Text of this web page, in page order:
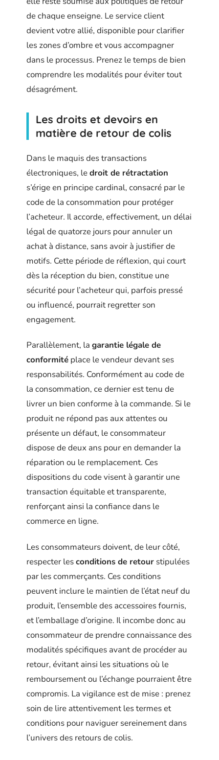
de chaque enseigne. Le service client
devient votre allié, disponible pour clarifier
les zones d’ombre et vous accompagner
dans le processus. Prenez le temps de bien
comprendre les modalités pour éviter tout
désagrément.
Les droits et devoirs en
matière de retour de colis
Dans le maquis des transactions
électroniques, ledroit de rétractation
s’érige en principe cardinal, consacré par le
code de la consommation pour protéger
l’acheteur. Il accorde, effectivement, un délai
légal de quatorze jours pour annuler un
achat à distance, sans avoir à justifier de
motifs. Cette période de réflexion, qui court
dès la réception du bien, constitue une
sécurité pour l’acheteur qui, parfois pressé
ou influencé, pourrait regretter son
engagement.
Parallèlement, la garantie légale de
conformité place le vendeur devant ses
responsabilités. Conformément au code de
la consommation, ce dernier est tenu de
livrer un bien conforme à la commande. Si le
produit ne répond pas aux attentes ou
présente un défaut, le consommateur
dispose de deux ans pour en demander la
réparation ou le remplacement. Ces
dispositions du code visent à garantir une
transaction équitable et transparente,
renforçant ainsi la confiance dans le
commerce en ligne.
Les consommateurs doivent, de leur côté,
respecter lesconditions de retour stipulées
par les commerçants. Ces conditions
peuvent inclure le maintien de l’état neuf du
produit, l’ensemble des accessoires fournis,
et l’emballage d’origine. Il incombe donc au
consommateur de prendre connaissance des
modalités spécifiques avant de procéder au
retour, évitant ainsi les situations où le
remboursement ou l’échange pourraient être
compromis. La vigilance est de mise : prenez
soin de lire attentivement les termes et
conditions pour naviguer sereinement dans
l’univers des retours de colis.